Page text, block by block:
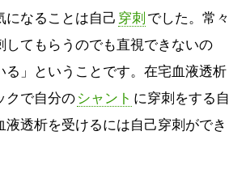
になることは自己 穿刺 でした。常々
てもらうのでも直視できないの
」ということです。在宅血液透析
クで自分の シャント に穿刺をする自
透析を受けるには自己穿刺ができ